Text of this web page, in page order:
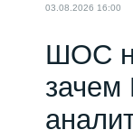
03.08.2026 16:00
ШОС
зачем